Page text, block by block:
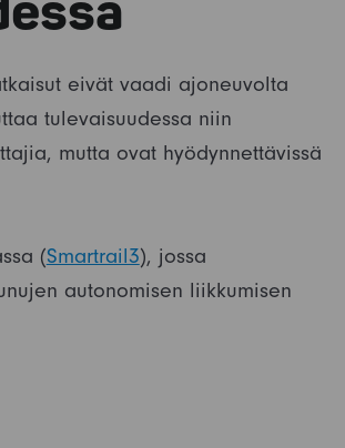
eivät vaadi ajoneuvolta
tulevaisuudessa niin
mutta ovat hyödynnettävissä
(Smartrail3), jossa
autonomisen liikkumisen